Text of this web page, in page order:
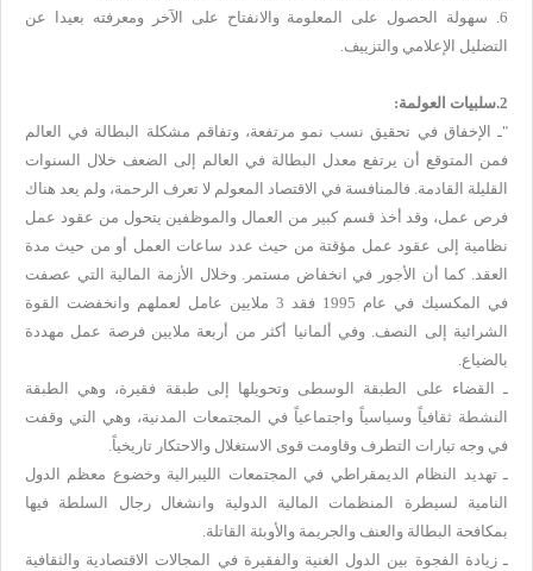
6. سهولة الحصول على المعلومة والانفتاح على الآخر ومعرفته بعيدا عن
التضليل الإعلامي والتزييف.
2.سلبيات العولمة:
"ـ الإخفاق في تحقيق نسب نمو مرتفعة، وتفاقم مشكلة البطالة في العالم
فمن المتوقع أن يرتفع معدل البطالة في العالم إلى الضعف خلال السنوات
القليلة القادمة. فالمنافسة في الاقتصاد المعولم لا تعرف الرحمة، ولم يعد هناك
فرص عمل، وقد أخذ قسم كبير من العمال والموظفين يتحول من عقود عمل
نظامية إلى عقود عمل مؤقتة من حيث عدد ساعات العمل أو من حيث مدة
العقد. كما أن الأجور في انخفاض مستمر. وخلال الأزمة المالية التي عصفت
في المكسيك في عام 1995 فقد 3 ملايين عامل لعملهم وانخفضت القوة
الشرائية إلى النصف. وفي ألمانيا أكثر من أربعة ملايين فرصة عمل مهددة
بالضياع.
ـ القضاء على الطبقة الوسطى وتحويلها إلى طبقة فقيرة، وهي الطبقة
النشطة ثقافياً وسياسياً واجتماعياً في المجتمعات المدنية، وهي التي وقفت
في وجه تيارات التطرف وقاومت قوى الاستغلال والاحتكار تاريخياً.
ـ تهديد النظام الديمقراطي في المجتمعات الليبرالية وخضوع معظم الدول
النامية لسيطرة المنظمات المالية الدولية وانشغال رجال السلطة فيها
بمكافحة البطالة والعنف والجريمة والأوبئة القاتلة.
ـ زيادة الفجوة بين الدول الغنية والفقيرة في المجالات الاقتصادية والثقافية